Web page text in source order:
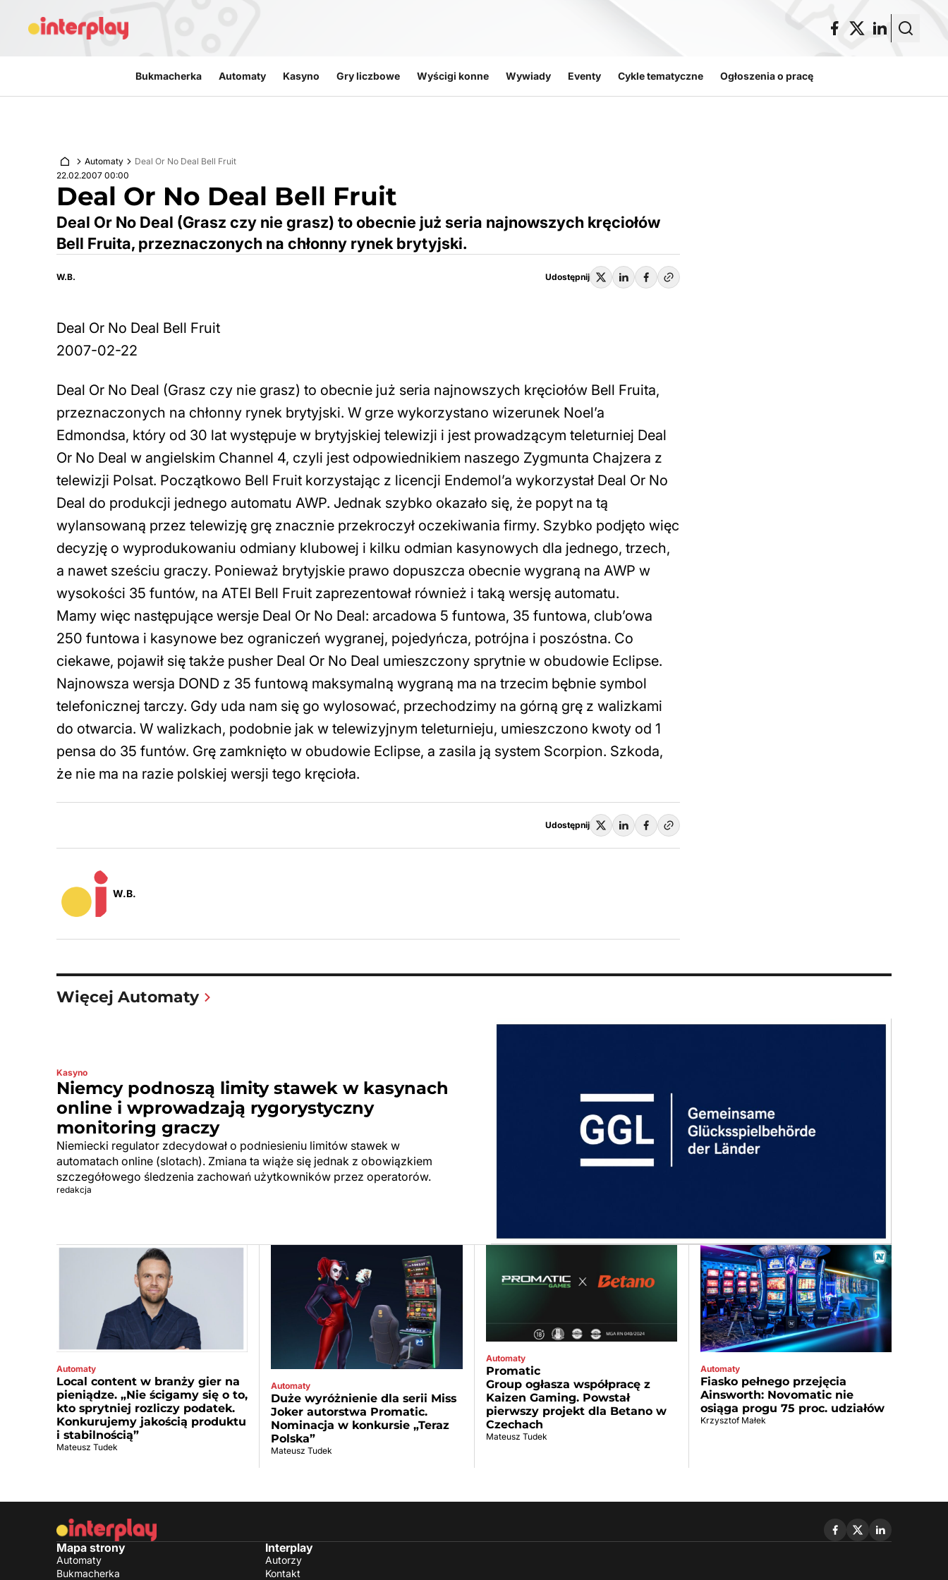
Bukmacherka Automaty Kasyno Gry liczbowe Wyścigi konne Wywiady Eventy Cykle tematyczne Ogłoszenia o pracę
Automaty
Deal Or No Deal Bell Fruit
22.02.2007 00:00
Deal Or No Deal Bell Fruit
Deal Or No Deal (Grasz czy nie grasz) to obecnie już seria najnowszych kręciołów
Bell Fruita, przeznaczonych na chłonny rynek brytyjski.
W.B. Udostępnij
Deal Or No Deal Bell Fruit
2007-02-22
Deal Or No Deal (Grasz czy nie grasz) to obecnie już seria najnowszych kręciołów Bell Fruita,
przeznaczonych na chłonny rynek brytyjski. W grze wykorzystano wizerunek Noel’a
Edmondsa, który od 30 lat występuje w brytyjskiej telewizji i jest prowadzącym teleturniej Deal
Or No Deal w angielskim Channel 4, czyli jest odpowiednikiem naszego Zygmunta Chajzera z
telewizji Polsat. Początkowo Bell Fruit korzystając z licencji Endemol’a wykorzystał Deal Or No
Deal do produkcji jednego automatu AWP. Jednak szybko okazało się, że popyt na tą
wylansowaną przez telewizję grę znacznie przekroczył oczekiwania firmy. Szybko podjęto więc
decyzję o wyprodukowaniu odmiany klubowej i kilku odmian kasynowych dla jednego, trzech,
a nawet sześciu graczy. Ponieważ brytyjskie prawo dopuszcza obecnie wygraną na AWP w
wysokości 35 funtów, na ATEI Bell Fruit zaprezentował również i taką wersję automatu.
Mamy więc następujące wersje Deal Or No Deal: arcadowa 5 funtowa, 35 funtowa, club’owa
250 funtowa i kasynowe bez ograniczeń wygranej, pojedyńcza, potrójna i poszóstna. Co
ciekawe, pojawił się także pusher Deal Or No Deal umieszczony sprytnie w obudowie Eclipse.
Najnowsza wersja DOND z 35 funtową maksymalną wygraną ma na trzecim bębnie symbol
telefonicznej tarczy. Gdy uda nam się go wylosować, przechodzimy na górną grę z walizkami
do otwarcia. W walizkach, podobnie jak w telewizyjnym teleturnieju, umieszczono kwoty od 1
pensa do 35 funtów. Grę zamknięto w obudowie Eclipse, a zasila ją system Scorpion. Szkoda,
że nie ma na razie polskiej wersji tego kręcioła.
Udostępnij
W.B.
Więcej Automaty
Kasyno
Niemcy podnoszą limity stawek w kasynach
online i wprowadzają rygorystyczny
monitoring graczy
Niemiecki regulator zdecydował o podniesieniu limitów stawek w
automatach online (slotach). Zmiana ta wiąże się jednak z obowiązkiem
szczegółowego śledzenia zachowań użytkowników przez operatorów.
redakcja
Automaty
Local content w branży gier na
pieniądze. „Nie ścigamy się o to,
kto sprytniej rozliczy podatek.
Konkurujemy jakością produktu
i stabilnością”
Mateusz Tudek
Automaty
Duże wyróżnienie dla serii Miss
Joker autorstwa Promatic.
Nominacja w konkursie „Teraz
Polska”
Mateusz Tudek
Automaty
Promatic
Group ogłasza współpracę z
Kaizen Gaming. Powstał
pierwszy projekt dla Betano w
Czechach
Mateusz Tudek
Automaty
Fiasko pełnego przejęcia
Ainsworth: Novomatic nie
osiąga progu 75 proc. udziałów
Krzysztof Małek
Mapa strony
Automaty
Bukmacherka
Interplay
Autorzy
Kontakt